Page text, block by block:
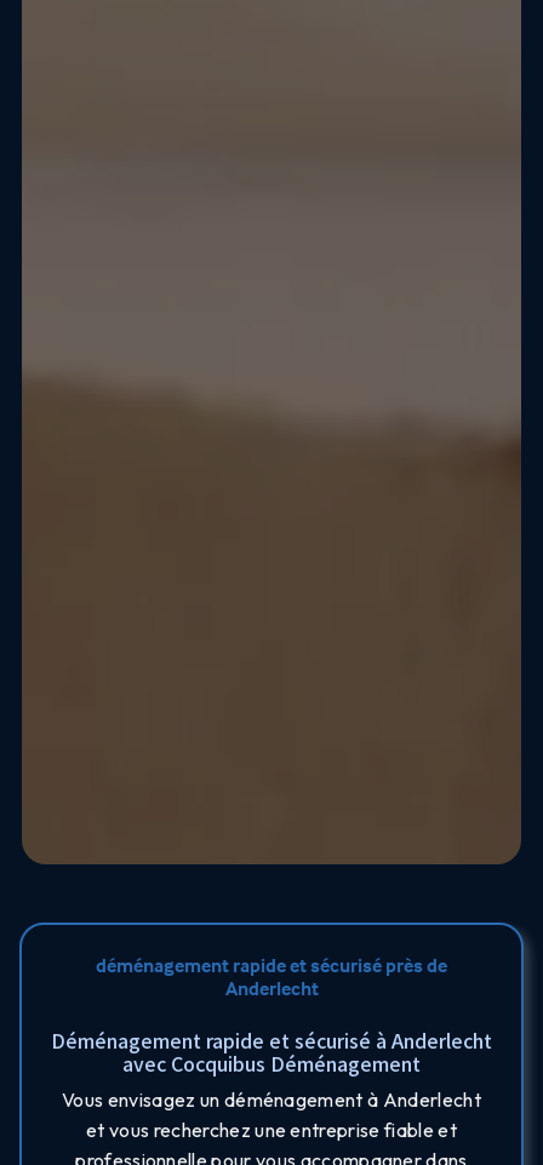
déménagement rapide et sécurisé près de
Anderlecht
Déménagement rapide et sécurisé à Anderlecht
avec Cocquibus Déménagement
Vous envisagez un déménagement à Anderlecht
et vous recherchez une entreprise fiable et
professionnelle pour vous accompagner dans